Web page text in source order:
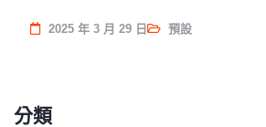
2025 年 3 月 29 日 預設
分類